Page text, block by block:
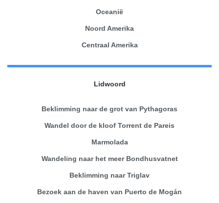
Oceanië
Noord Amerika
Centraal Amerika
Lidwoord
Beklimming naar de grot van Pythagoras
Wandel door de kloof Torrent de Pareis
Marmolada
Wandeling naar het meer Bondhusvatnet
Beklimming naar Triglav
Bezoek aan de haven van Puerto de Mogán